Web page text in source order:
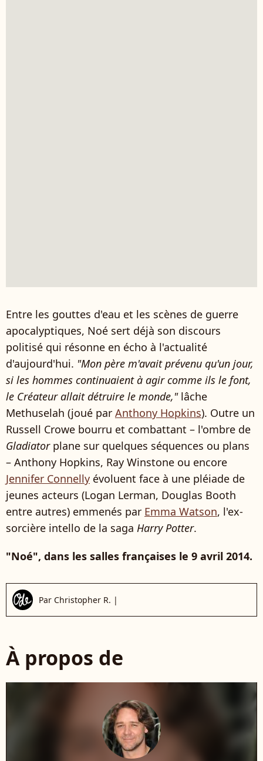
Entre les gouttes d'eau et les scènes de guerre
apocalyptiques, Noé sert déjà son discours
politisé qui résonne en écho à l'actualité
d'aujourd'hui. "Mon père m'avait prévenu qu'un jour,
si les hommes continuaient à agir comme ils le font,
le Créateur allait détruire le monde,"lâche
Methuselah (joué par Anthony Hopkins). Outre un
Russell Crowe bourru et combattant – l'ombre de
Gladiatorplane sur quelques séquences ou plans
– Anthony Hopkins, Ray Winstone ou encore
Jennifer Connelly évoluent face à une pléiade de
jeunes acteurs (Logan Lerman, Douglas Booth
entre autres) emmenés par Emma Watson, l'ex-
sorcière intello de la saga Harry Potter.
"Noé", dans les salles françaises le 9 avril 2014.
Par Christopher R. |
À propos de